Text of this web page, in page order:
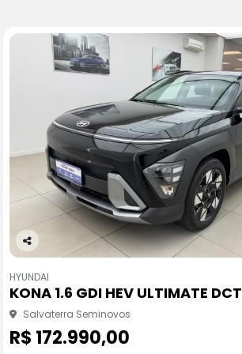
Co
pa
rtil
he
HYUNDAI
KONA 1.6 GDI HEV ULTIMATE DCT
Salvaterra Seminovos
R$ 172.990,00